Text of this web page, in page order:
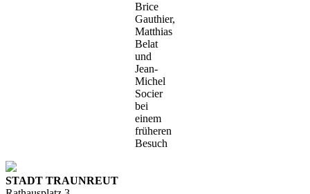
Brice
Gauthier,
Matthias
Belat
und
Jean-
Michel
Socier
bei
einem
früheren
Besuch
STADT TRAUNREUT